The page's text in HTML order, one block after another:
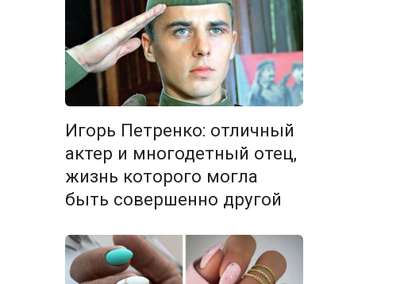
Игорь Петренко: отличный
актер и многодетный отец,
жизнь которого могла
быть совершенно другой